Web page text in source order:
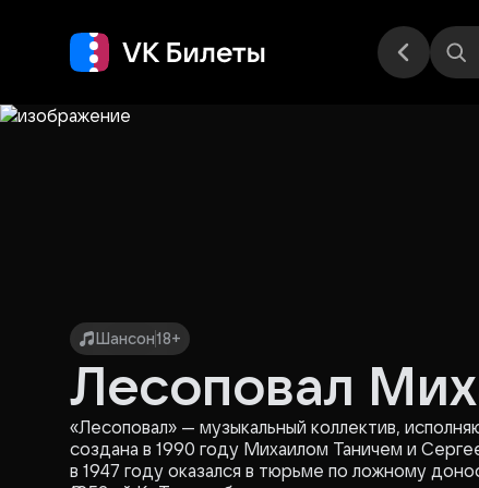
Шансон18+
Лесоповал
«Лесоповал» — музыкальный коллектив,
создана в 1990 году Михаилом Таничем и
в 1947 году оказался в тюрьме по ложному